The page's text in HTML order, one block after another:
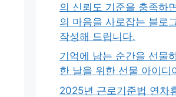
의 신뢰도 기준을 충족하
의 마음을 사로잡는 블로
작성해 드립니다.
기억에 남는 순간을 선물
한 날을 위한 선물 아이디
2025년 근로기준법 연차